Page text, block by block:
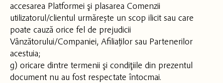
accesarea Platformei şi plasarea Comenzii
utilizatorul/clientul urmărește un scop ilicit sau care
poate cauză orice fel de prejudicii
Vânzătorului/Companiei, Afiliaților sau Partenerilor
acestuia;
g) oricare dintre termenii şi condiţiile din prezentul
document nu au fost respectate întocmai.